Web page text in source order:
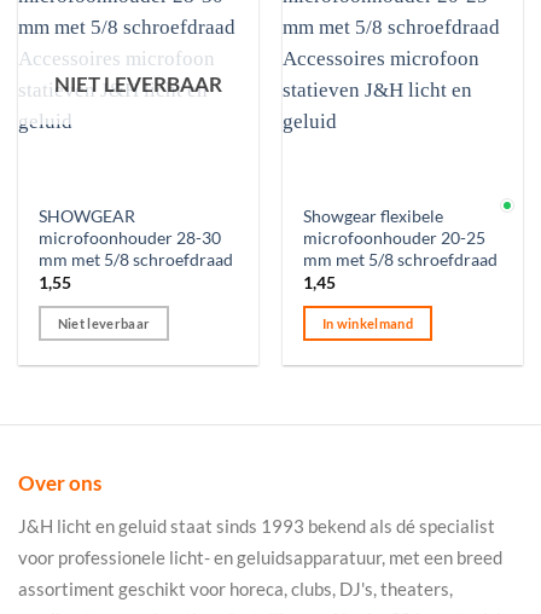
NIET LEVERBAAR
SHOWGEAR
microfoonhouder 28-30
mm met 5/8 schroefdraad
1,55
Niet leverbaar
Op voorraad
Showgear flexibele
microfoonhouder 20-25
mm met 5/8 schroefdraad
1,45
In winkelmand
Over ons
J&H licht en geluid staat sinds 1993 bekend als dé specialist
voor professionele licht- en geluidsapparatuur, met een breed
assortiment geschikt voor horeca, clubs, DJ's, theaters,